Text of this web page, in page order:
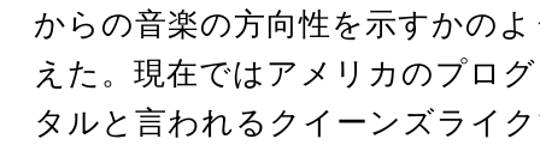
からの音楽の方向性を示すかの
えた。現在ではアメリカのプロ
タルと言われるクイーンズライ